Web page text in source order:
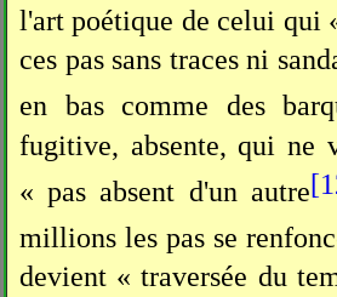
l'art poétique de celui qui
ces pas sans traces ni
en bas comme des
fugitive, absente, qui ne
« pas absent d'un autre
millions les pas se
devient « traversée du